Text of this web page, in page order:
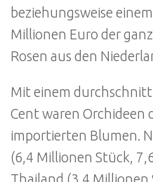
beziehungsweise
Millionen Euro der
Rosen aus den
Mit einem
Cent waren Orchideen
importierten Blumen.
(6,4 Millionen Stück,